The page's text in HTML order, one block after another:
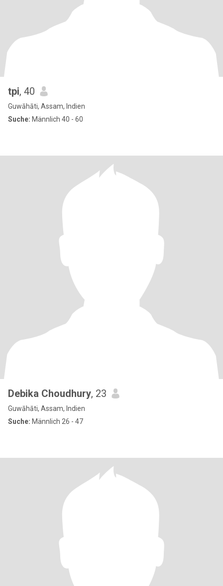
tpi, 40
Guwāhāti, Assam, Indien
Suche: Männlich 40 - 60
Debika Choudhury, 23
Guwāhāti, Assam, Indien
Suche: Männlich 26 - 47